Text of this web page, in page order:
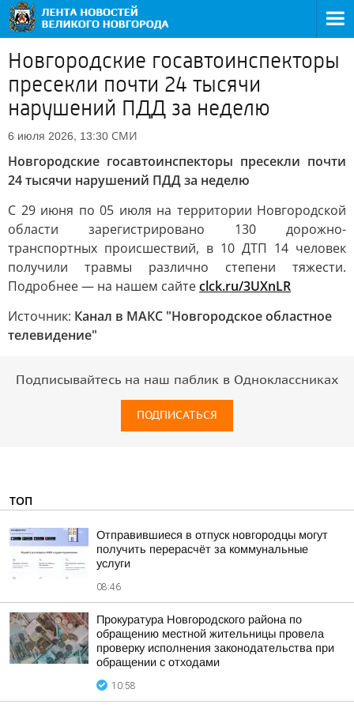
Новгородские госавтоинспекторы
пресекли почти 24 тысячи
нарушений ПДД за неделю
6 июля 2026, 13:30 СМИ
Новгородские госавтоинспекторы пресекли почти
24 тысячи нарушений ПДД за неделю
С 29 июня по 05 июля на территории Новгородской
области зарегистрировано 130 дорожно-
транспортных происшествий, в 10 ДТП 14 человек
получили травмы различно степени тяжести.
Подробнее — на нашем сайтеclck.ru/3UXnLR
Источник: Канал в МАКС "Новгородское областное
телевидение"
Подписывайтесь на наш паблик в Одноклассниках
ПОДПИСАТЬСЯ
ТОП
Отправившиеся в отпуск новгородцы могут
получить перерасчёт за коммунальные
услуги
08:46
Прокуратура Новгородского района по
обращению местной жительницы провела
проверку исполнения законодательства при
обращении с отходами
10:58